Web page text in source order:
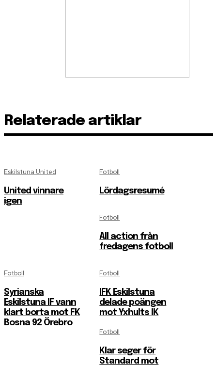
Relaterade artiklar
Eskilstuna United
United vinnare
igen
Fotboll
Lördagsresumé
Fotboll
All action från
fredagens fotboll
Fotboll
Syrianska
Eskilstuna IF vann
klart borta mot FK
Bosna 92 Örebro
Fotboll
IFK Eskilstuna
delade poängen
mot Yxhults IK
Fotboll
Klar seger för
Standard mot